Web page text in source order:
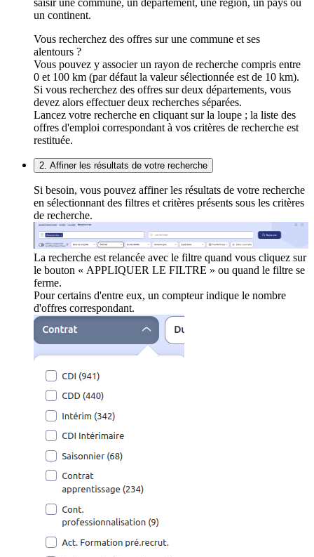
saisir une commune, un département, une région, un pays ou
un continent.
Vous recherchez des offres sur une commune et ses
alentours ?
Vous pouvez y associer un rayon de recherche compris entre
0 et 100 km (par défaut la valeur sélectionnée est de 10 km).
Si vous recherchez des offres sur deux départements, vous
devez alors effectuer deux recherches séparées.
Lancez votre recherche en cliquant sur la loupe ; la liste des
offres d'emploi correspondant à vos critères de recherche est
restituée.
2. Affiner les résultats de votre recherche
Si besoin, vous pouvez affiner les résultats de votre recherche
en sélectionnant des filtres et critères présents sous les critères
de recherche.
La recherche est relancée avec le filtre quand vous cliquez sur
le bouton « APPLIQUER LE FILTRE » ou quand le filtre se
ferme.
Pour certains d'entre eux, un compteur indique le nombre
d'offres correspondant.